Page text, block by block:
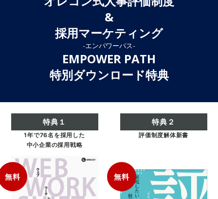
&
採用マーケティング
-エンパワーパス-
EMPOWER PATH
特別ダウンロード特典
特典１
1年で76名を採用した
中小企業の採用戦略
無料
特典２
評価制度解体新書
無料